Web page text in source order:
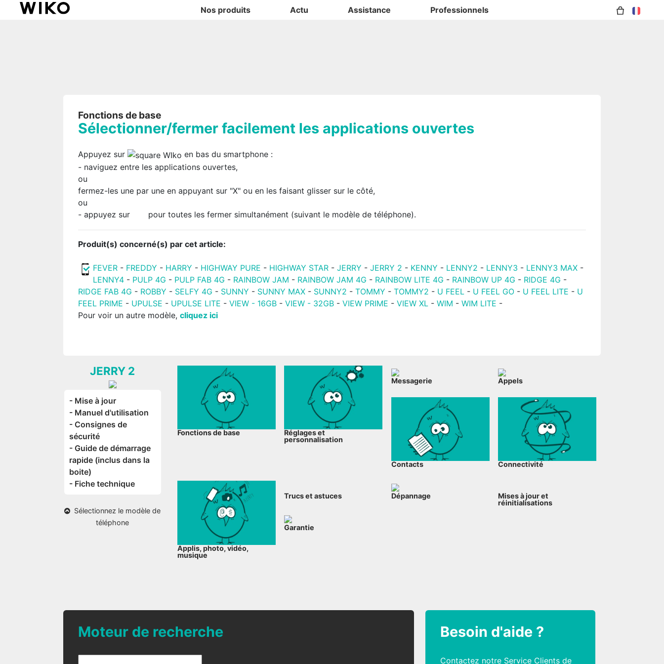
Nos produits Actu Assistance Professionnels
Fonctions de base
Sélectionner/fermer facilement les applications ouvertes
Appuyez sur
en bas du smartphone :
- naviguez entre les applications ouvertes,
ou
fermez-les une par une en appuyant sur "X" ou en les faisant glisser sur le côté,
ou
- appuyez sur
pour toutes les fermer simultanément (suivant le modèle de téléphone).
Produit(s) concerné(s) par cet article:
FEVER - FREDDY - HARRY - HIGHWAY PURE - HIGHWAY STAR -JERRY -JERRY 2 - KENNY - LENNY2 - LENNY3 - LENNY3 MAX -
LENNY4 - PULP 4G - PULP FAB 4G - RAINBOW JAM - RAINBOW JAM 4G - RAINBOW LITE 4G - RAINBOW UP 4G - RIDGE 4G -
RIDGE FAB 4G - ROBBY - SELFY 4G - SUNNY - SUNNY MAX - SUNNY2 -TOMMY -TOMMY2 - U FEEL - U FEEL GO - U FEEL LITE - U
FEEL PRIME - UPULSE - UPULSE LITE -VIEW - 16GB -VIEW - 32GB -VIEW PRIME -VIEW XL -WIM -WIM LITE -
Pour voir un autre modèle,cliquez ici
JERRY 2
- Mise à jour
- Manuel d'utilisation
- Consignes de
sécurité
- Guide de démarrage
rapide (inclus dans la
boite)
- Fiche technique
Sélectionnez le modèle de
téléphone
Fonctions de base
Réglages et
personnalisation
Messagerie Appels
Contacts Connectivité
Applis, photo, vidéo,
musique
Trucs et astuces Dépannage
Mises à jour et
réinitialisations
Garantie
Moteur de recherche Besoin d'aide ?
Contactez notre Service Clients de